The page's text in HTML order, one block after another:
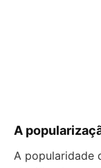
A
A popularidade